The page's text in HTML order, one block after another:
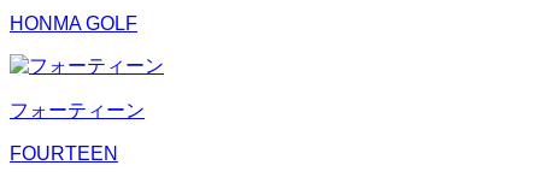
HONMA GOLF
フォーティーン
FOURTEEN